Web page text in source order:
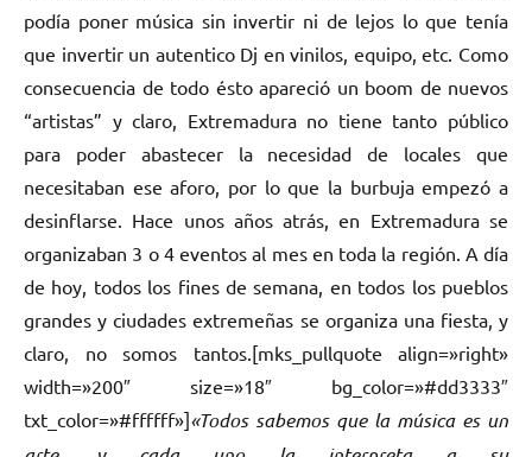
podía poner música sin invertir ni de lejos lo que tenía
que invertir un autentico Dj en vinilos, equipo, etc. Como
consecuencia de todo ésto apareció un boom de nuevos
“artistas” y claro, Extremadura no tiene tanto público
para poder abastecer la necesidad de locales que
necesitaban ese aforo, por lo que la burbuja empezó a
desinflarse. Hace unos años atrás, en Extremadura se
organizaban 3 o 4 eventos al mes en toda la región. A día
de hoy, todos los fines de semana, en todos los pueblos
grandes y ciudades extremeñas se organiza una fiesta, y
claro, no somos tantos.[mks_pullquote align=»right»
width=»200″ size=»18″ bg_color=»#dd3333″
txt_color=»#ffffff»]«Todos sabemos que la música es un